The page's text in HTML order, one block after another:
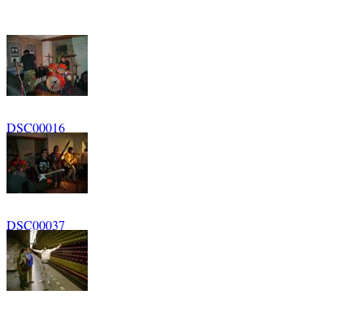
DSC00016
DSC00037